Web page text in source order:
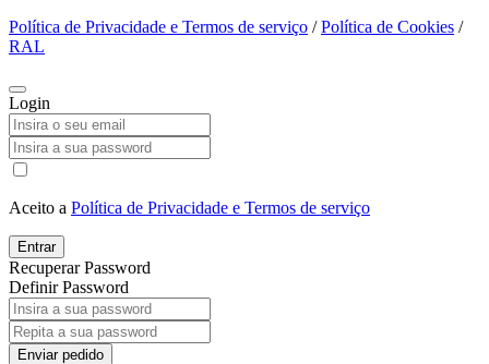
Política de Privacidade e Termos de serviço /Política de Cookies /
RAL
Login
Aceito a Política de Privacidade e Termos de serviço
Entrar
Recuperar Password
Definir Password
Enviar pedido